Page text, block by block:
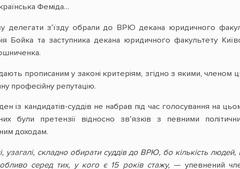
Феміда…
з’їзду обрали до ВРЮ декана юридичного
Бойка та заступника декана юридичного факультету
прописаним у законі критеріям, згідно з якими,
професійну репутацію.
із кандидатів-суддів не набрав під час голосування на
були претензії відносно зв’язків з певними
доходам.
узагалі, складно обирати суддів до ВРЮ, бо кількість
серед тих, у кого є 15 років стажу, — упевнений